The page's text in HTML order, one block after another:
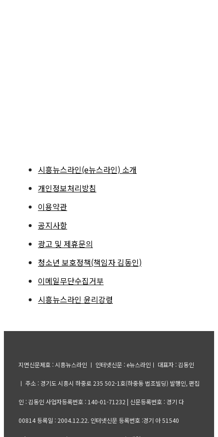
시흥뉴스라인(e뉴스라인) 소개
개인정보처리방침
이용약관
공지사항
광고 및 제휴문의
청소년 보호정책(책임자 김동인)
이메일무단수집거부
시흥뉴스라인 윤리강령
지면신문제호 : 시흥뉴스라인 ㅣ 인터넷신문 : e뉴스라인ㅣ 대표자 : 김동인
ㅣ 주소 : 경기도 시흥시 하중로 235 502-1호(하중동 법조빌딩) 발행인, 편집
인 : 김동인 사업자등록번호 : 140-01-71232 | 신문등록번호 : 경기 다
00814 등록일 : 2004.12.22. 인터넷신문 등록번호 :경기 아 51540